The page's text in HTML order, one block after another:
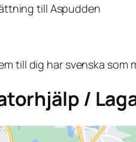
till Aspudden
till dig har svenska
/